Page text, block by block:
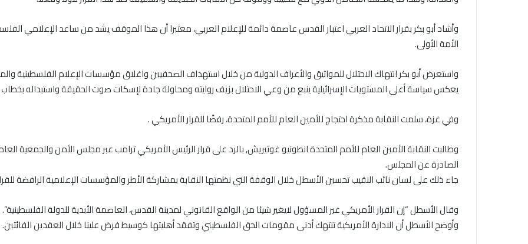
وأشاد أبو بكر بقرار الاتحاد العربي اعتبار القدس عاصمة دائمة للإعلام العربي، معتبرا أن هذا الموقف يشد من ساعد الإعلامي
الأمة الأولى.
واستعرض أبو بكر انتهاك الاحتلال للمواثيق والأعراف الدولية من خلال استهداف الصحفيين واغلاق مؤسسات الإعلام الفلسطينية
يعكس سياسة أعلى المستويات الإسرائيلية ينبع من وعي الاحتلال بزيف روايته ومحاولة جادة لإسكات صوت الحقيقة واستبداله
وفي غزة، سلمت النقابة مذكرة احتجاج للأمين العام للأمم المتحدة، رفضًا للقرار الأمريكي .
وطالبت النقابة الأمين العام للأمم المتحدة انطونيو غوتيريش, بالرد على قرار الرئيس الأمريكي ترامب عبر مجلس الأمن والجمعية
الصادرة عن المجلس.
جاء ذلك على لسان نائب النقيب تحسين الأسطل خلال الوقفة التي نظمتها النقابة بمشاركة الأطر والمؤسسات الإعلامية الرافضة
وقال الأسطل “إن القرار الأمريكي غير المسؤول لايغير شيئا من الواقع القانوني لمدينة القدس، العاصمة الأبدية للدولة الفلسطينية”.
وأوضح الأسطل أن الادارة الأمريكية تنتهك أدنى مقومات الحق الفلسطيني وتفقد أهليتها كوسيط فرض علينا خلال العقدين الفائتين.